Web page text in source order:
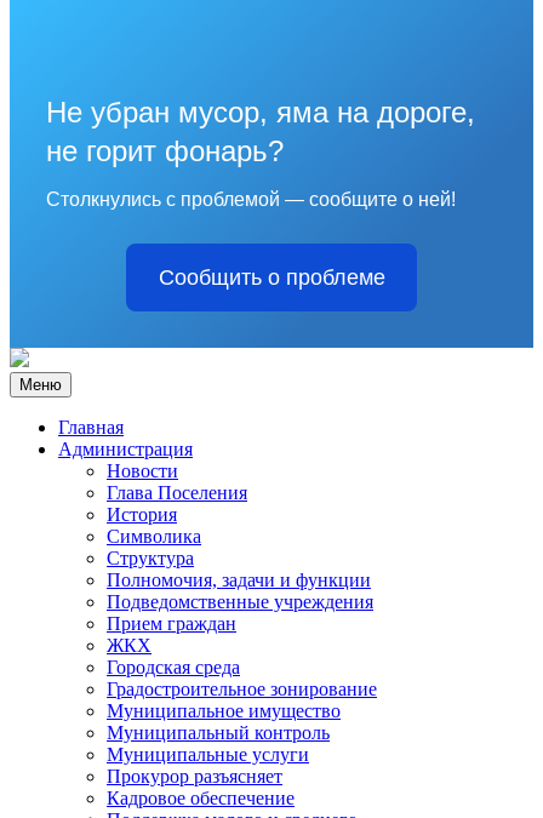
Не убран мусор, яма на дороге,
не горит фонарь?
Столкнулись с проблемой — сообщите о ней!
Сообщить о проблеме
Меню
Главная
Администрация
Новости
Глава Поселения
История
Символика
Структура
Полномочия, задачи и функции
Подведомственные учреждения
Прием граждан
ЖКХ
Городская среда
Градостроительное зонирование
Муниципальное имущество
Муниципальный контроль
Муниципальные услуги
Прокурор разъясняет
Кадровое обеспечение